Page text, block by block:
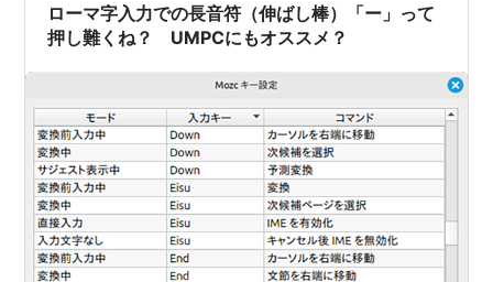
ローマ字入力での長音符（伸ばし棒）「ー」って
押し難くね？ UMPCにもオススメ？